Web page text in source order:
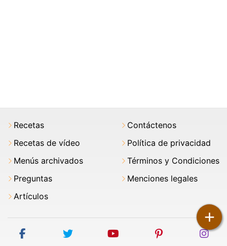
+
Recetas
Recetas de vídeo
Menús archivados
Preguntas
Artículos
Contáctenos
Política de privacidad
Términos y Condiciones
Menciones legales
facebook twitter youtube pinterest